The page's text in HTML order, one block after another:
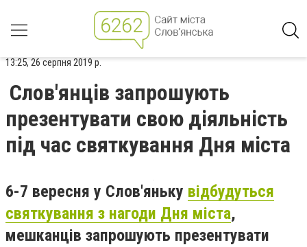
13:25, 26 серпня 2019 р.
Слов'янців запрошують
презентувати свою діяльність
під час святкування Дня міста
6-7 вересня у Слов'яньку відбудуться
святкування з нагоди Дня міста,
мешканців запрошують презентувати